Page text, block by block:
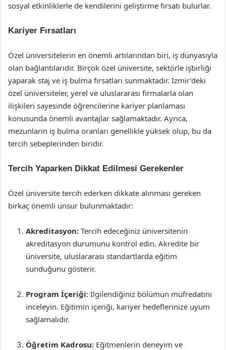
sosyal etkinliklerle de kendilerini geliştirme fırsatı bulurlar.
Kariyer Fırsatları
Özel üniversitelerin en önemli artılarından biri, iş dünyasıyla
olan bağlantılarıdır. Birçok özel üniversite, sektörle işbirliği
yaparak staj ve iş bulma fırsatları sunmaktadır. İzmir’deki
özel üniversiteler, yerel ve uluslararası firmalarla olan
ilişkileri sayesinde öğrencilerine kariyer planlaması
konusunda önemli avantajlar sağlamaktadır. Ayrıca,
mezunların iş bulma oranları genellikle yüksek olup, bu da
tercih sebeplerinden biridir.
Tercih Yaparken Dikkat Edilmesi Gerekenler
Özel üniversite tercih ederken dikkate alınması gereken
birkaç önemli unsur bulunmaktadır:
Akreditasyon: Tercih edeceğiniz üniversitenin
akreditasyon durumunu kontrol edin. Akredite bir
üniversite, uluslararası standartlarda eğitim
sunduğunu gösterir.
Program İçeriği: İlgilendiğiniz bölümün müfredatını
inceleyin. Eğitimin içeriği, kariyer hedeflerinize uyum
sağlamalıdır.
Öğretim Kadrosu: Eğitmenlerin deneyim ve